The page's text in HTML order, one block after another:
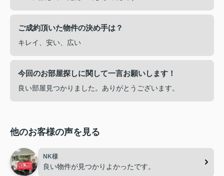
ご成約頂いた物件の決め手は？
キレイ、安い、広い
今回のお部屋探しに関して一言お願いします！
良い部屋見つかりました。ありがとうございます。
他のお客様の声を見る
NK様
良い物件が見つかりよかったです。